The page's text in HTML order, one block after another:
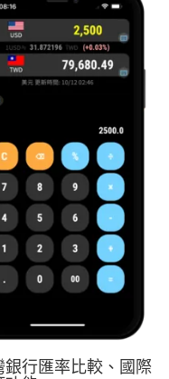
銀行匯率比較、國際